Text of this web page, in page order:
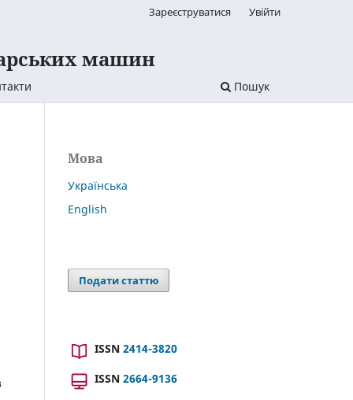
машин
Пошук
Зареєструватися Увійти
Мова
Українська
English
Подати статтю
ISSN 2414-3820
ISSN 2664-9136